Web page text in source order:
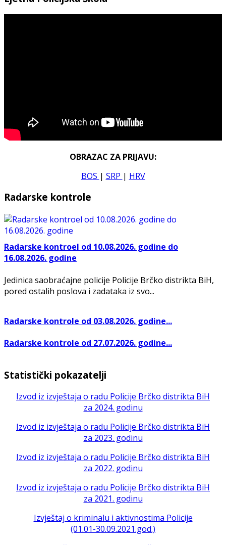
OBRAZAC ZA PRIJAVU:
BOS | SRP | HRV
Radarske kontrole
Radarske kontroel od 10.08.2026. godine do
16.08.2026. godine
Jedinica saobraćajne policije Policije Brčko distrikta BiH,
pored ostalih poslova i zadataka iz svo...
Radarske kontrole od 03.08.2026. godine...
Radarske kontrole od 27.07.2026. godine...
Statistički pokazatelji
Izvod iz izvještaja o radu Policije Brčko distrikta BiH
za 2024. godinu
Izvod iz izvještaja o radu Policije Brčko distrikta BiH
za 2023. godinu
Izvod iz izvještaja o radu Policije Brčko distrikta BiH
za 2022. godinu
Izvod iz izvještaja o radu Policije Brčko distrikta BiH
za 2021. godinu
Izvještaj o kriminalu i aktivnostima Policije
(01.01-30.09.2021.god.)